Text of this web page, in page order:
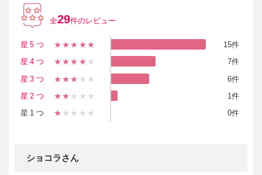
全29件のレビュー
星5つ ★★★★★
15件
星4つ
★★★★ ★
7件
星3つ
★★★ ★★
6件
星2つ
★★ ★★★
1件
星1つ
★ ★★★★ 0件
ショコラさん